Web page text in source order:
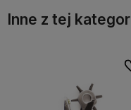
Inne z tej